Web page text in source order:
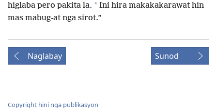
higlaba pero pakita la. * Ini hira makakakarawat hin
mas mabug-at nga sirot.”
Naglabay Sunod
Copyright hini nga publikasyon